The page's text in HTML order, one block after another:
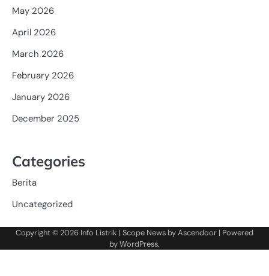
May 2026
April 2026
March 2026
February 2026
January 2026
December 2025
Categories
Berita
Uncategorized
Copyright © 2026 Info Listrik | Scope News byAscendoor | Powered
byWordPress.